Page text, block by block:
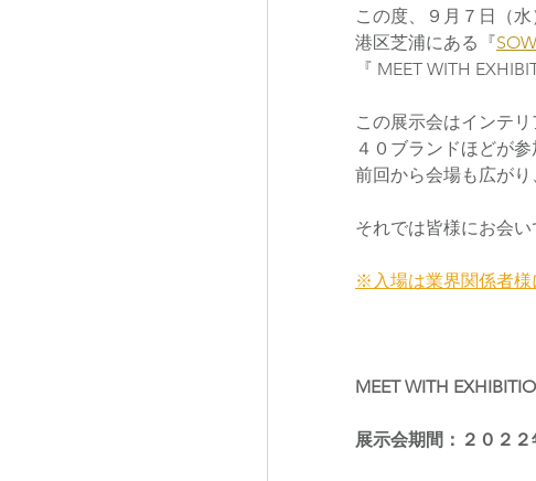
この度、９月７日（
港区芝浦にある『
『 MEET WITH
この展示会はインテ
４０ブランドほどが
前回から会場も広が
それでは皆様にお会い
※入場は業界関係者様
MEET WITH
展示会期間：２０２２